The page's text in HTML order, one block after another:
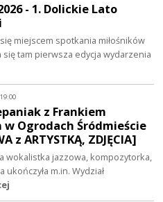
- 1. Dolickie Lato
miejscem spotkania miłośników
tam pierwsza edycja wydarzenia
z Frankiem
w Ogrodach Śródmieście
z ARTYSTKĄ, ZDJĘCIA]
wokalistka jazzowa, kompozytorka,
m.in. Wydział